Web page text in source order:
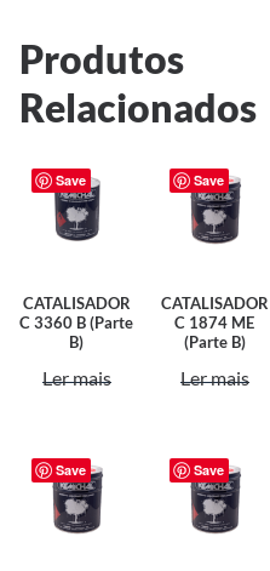
Produtos
Relacionados
Save
CATALISADOR
C 3360 B (Parte
B)
Ler mais
Save
CATALISADOR
C 1874 ME
(Parte B)
Ler mais
Save Save